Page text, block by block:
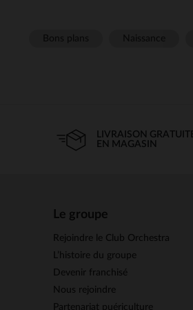
LIVRAISON
EN MAGASIN
Le groupe
Rejoindre le Club Orchestra
L’histoire du groupe
Devenir franchisé
Nous rejoindre
Partenariat puériculture